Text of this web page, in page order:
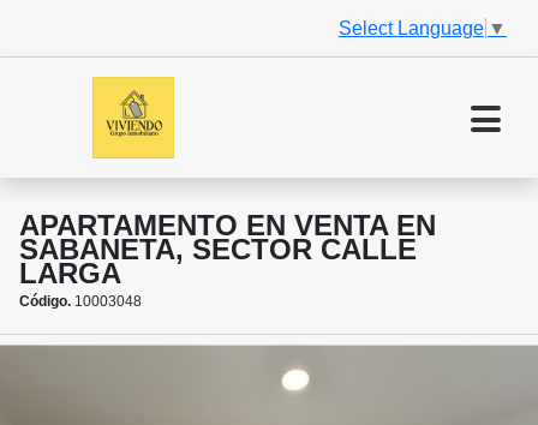
Select Language ▼
APARTAMENTO EN VENTA EN
SABANETA, SECTOR CALLE
LARGA
Código. 10003048